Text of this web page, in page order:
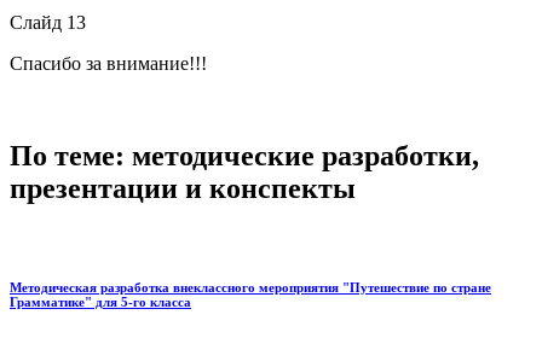
Слайд 13
Спасибо за внимание!!!
По теме: методические разработки,
презентации и конспекты
Методическая разработка внеклассного мероприятия "Путешествие по стране
Грамматике" для 5-го класса